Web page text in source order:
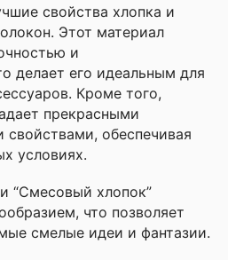
свойства хлопка и
Этот материал
и
делает его идеальным для
Кроме того,
прекрасными
обеспечивая
условиях.
“Смесовый хлопок”
что позволяет
смелые идеи и фантазии.